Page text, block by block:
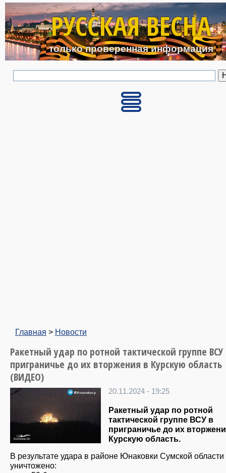
Перейти к основному
РУССКАЯ ВЕСНА
только проверенная информация
Главная > Новости
Ракетный удар по ротной тактической группе ВСУ
приграничье до их вторжения в Курскую область
(ВИДЕО)
20.11.2024 - 19:25
Ракетный удар по ротной
тактической группе ВСУ в
приграничье до их
Курскую область.
В результате удара в районе Юнаковки Сумской области
уничтожено: